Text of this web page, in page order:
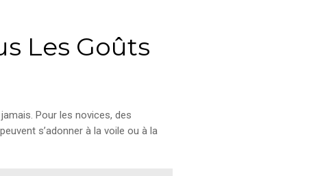
Les Goûts
Pour les novices, des
s’adonner à la voile ou à la